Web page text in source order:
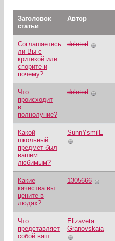
на сайте
пользователей
Заголовок
статьи
Автор
Соглашаетесь
ли Вы с
критикой или
спорите и
почему?
deleted
Что
происходит
в
полнолуние?
deleted
Какой
школьный
предмет был
вашим
любимым?
SunnYsmilE
Какие
качества вы
цените в
людях?
1305666
Что
представляет
собой ваш
Elizaveta
Granovskaia